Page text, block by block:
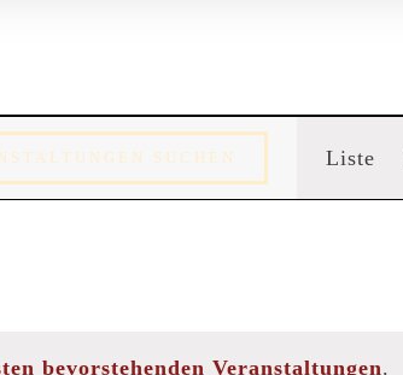
bevorstehenden Veranstaltungen.
SUCHEN Liste